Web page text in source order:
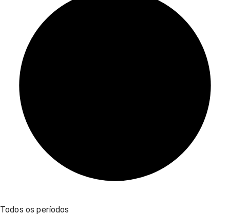
Todos os períodos